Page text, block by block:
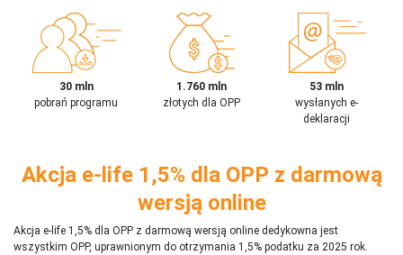
30 mln
pobrań programu
1.760 mln
złotych dla OPP
53 mln
wysłanych e-
deklaracji
Akcja e-life 1,5% dla OPP z darmową
wersją online
Akcja e-life 1,5% dla OPP z darmową wersją online dedykowna jest
wszystkim OPP, uprawnionym do otrzymania 1,5% podatku za 2025 rok.